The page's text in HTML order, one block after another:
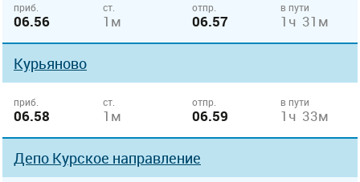
приб.
06.56
ст.
1м
отпр.
06.57
в пути
1ч 31м
Курьяново
приб.
06.58
ст.
1м
отпр.
06.59
в пути
1ч 33м
Депо Курcкое направление